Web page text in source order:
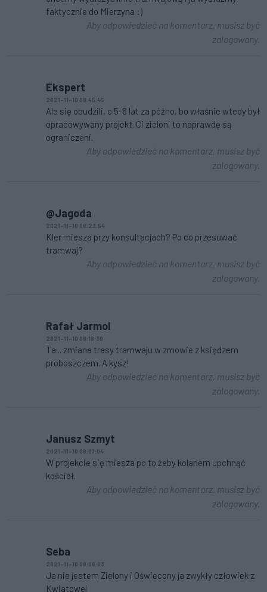
faktycznie do Mierzyna :)
Aby odpowiedzieć na komentarz, musisz być
zalogowany.
Ekspert
2021-11-10 08:45:45
Ale się obudzili, o 5-6 lat za późno, bo właśnie wtedy był
opracowywany projekt. Ci zieloni to naprawdę są
ograniczeni.
Aby odpowiedzieć na komentarz, musisz być
zalogowany.
@Jagoda
2021-11-10 08:23:54
Kler miesza przy konsultacjach? Po co przesuwać
tramwaj?
Aby odpowiedzieć na komentarz, musisz być
zalogowany.
Rafał Jarmol
2021-11-10 08:18:30
Ta... zmiana trasy tramwaju w zmowie z księdzem
proboszczem. A kysz!
Aby odpowiedzieć na komentarz, musisz być
zalogowany.
Janusz Szmyt
2021-11-10 08:07:04
W projekcie się miesza po to żeby kolanem upchnąć
kościół.
Aby odpowiedzieć na komentarz, musisz być
zalogowany.
Seba
2021-11-10 08:06:03
Ja nie jestem Zielony i Oświecony ja zwykły człowiek z
Kwiatowej